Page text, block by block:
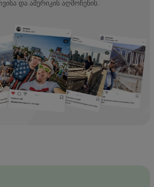
და ამერიკის აღმოჩენის.